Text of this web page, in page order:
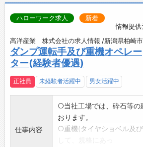
情報提
ハローワーク求人 新着
高洋産業 株式会社の求人情報 /新潟県柏崎市
ダンプ運転手及び重機オペレー
ター(経験者優遇)
正社員 未経験者活躍中 男女活躍中
仕事内容
○当社工場では、砕石等の
おります。
○重機(タイヤショベル及